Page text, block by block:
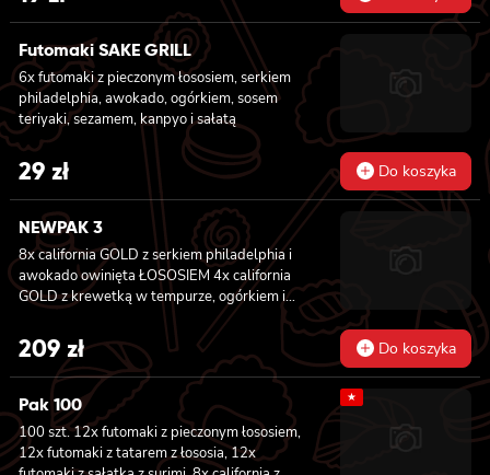
Futomaki SAKE GRILL
6x futomaki z pieczonym łososiem, serkiem
philadelphia, awokado, ogórkiem, sosem
teriyaki, sezamem, kanpyo i sałatą
29 zł Do koszyka
NEWPAK 3
8x california GOLD z serkiem philadelphia i
awokado owinięta ŁOSOSIEM
GOLD z krewetką w tempurze, ogórkiem i
majonezem lekko pikantnym owinięta
WĘGORZEM 4x california GOLD z krewetką
w tempurze, ogórkiem i majonezem lekko
pikantnym owinięta TUŃCZYKIEM 4x
california GOLD z krewetką w tempurze,
ogórkiem i majonezem lekko pikantnym
owinięta KREWETKĄ 4x california GOLD z
krewetką w tempurze, ogórkiem i
209 zł Do koszyka
Pak 100
100 szt. 12x futomaki z pieczonym łososiem,
12x futomaki z tatarem z łososia, 12x
★